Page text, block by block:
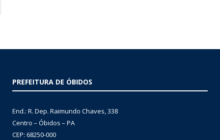
PREFEITURA DE ÓBIDOS
End.: R. Dep. Raimundo Chaves, 338
Centro – Óbidos – PA
CEP: 68250-000